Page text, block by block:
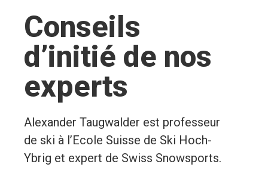
Conseils
d’initié de nos
experts
Alexander Taugwalder est professeur
de ski à l’Ecole Suisse de Ski Hoch-
Ybrig et expert de Swiss Snowsports.